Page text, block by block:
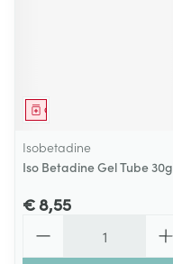
Geneesmiddel
Isobetadine
Iso Betadine Gel Tube 30g
€ 8,55